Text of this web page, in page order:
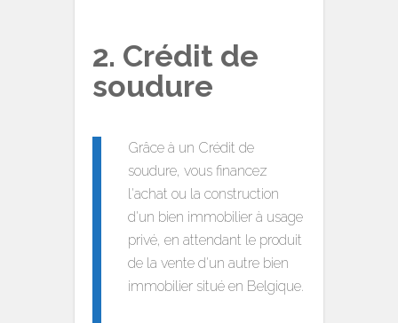
2. Crédit de
soudure
Grâce à un Crédit de
soudure, vous financez
l'achat ou la construction
d'un bien immobilier à usage
privé, en attendant le produit
de la vente d'un autre bien
immobilier situé en Belgique.